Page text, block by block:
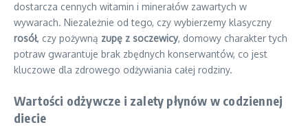
dostarcza cennych witamin i minerałów zawartych w
wywarach. Niezależnie od tego, czy wybierzemy klasyczny
rosół, czy pożywną zupę z soczewicy, domowy charakter tych
potraw gwarantuje brak zbędnych konserwantów, co jest
kluczowe dla zdrowego odżywiania całej rodziny.
Wartości odżywcze i zalety płynów w codziennej
diecie